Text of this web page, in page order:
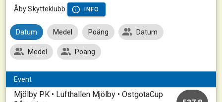
Åby Skytteklubb INFO
Datum Medel Poäng Datum
Medel Poäng
Event
Mjölby PK • Lufthallen Mjölby • OstgotaCup